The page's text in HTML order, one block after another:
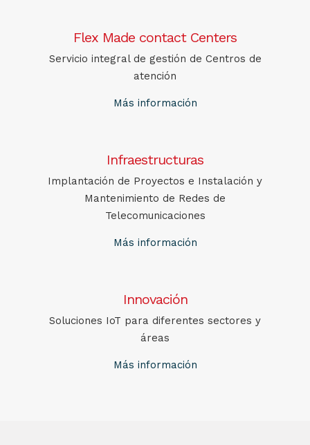
Flex Made contact Centers
Servicio integral de gestión de Centros de
atención
Más información
Infraestructuras
Implantación de Proyectos e Instalación y
Mantenimiento de Redes de
Telecomunicaciones
Más información
Innovación
Soluciones IoT para diferentes sectores y
áreas
Más información